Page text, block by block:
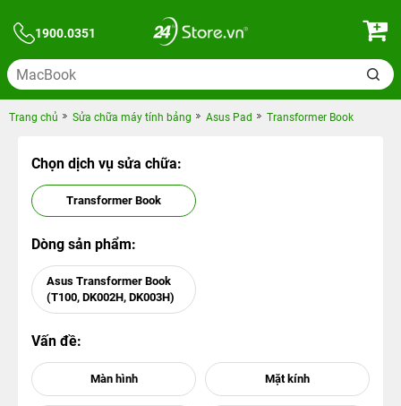
1900.0351
Trang chủ Sửa chữa máy tính bảng Asus Pad Transformer Book
Chọn dịch vụ sửa chữa:
Transformer Book
Dòng sản phẩm:
Asus Transformer Book
(T100, DK002H, DK003H)
Vấn đề: